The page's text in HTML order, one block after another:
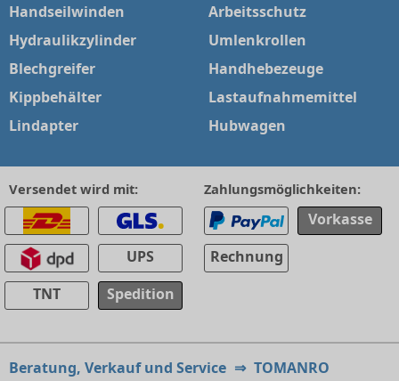
Handseilwinden
Hydraulikzylinder
Blechgreifer
Kippbehälter
Lindapter
Arbeitsschutz
Umlenkrollen
Handhebezeuge
Lastaufnahmemittel
Hubwagen
Versendet wird mit:
UPS
TNT
Spedition
Zahlungsmöglichkeiten:
Vorkasse
Rechnung
Beratung, Verkauf und Service ⇒ TOMANRO